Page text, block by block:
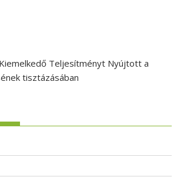
Teljesítményt Nyújtott a
tisztázásában